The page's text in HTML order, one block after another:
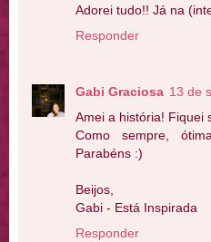
Adorei tudo!! Já na
Responder
Gabi Graciosa 13 de
Amei a história! Fiquei
Como sempre,
Parabéns :)
Beijos,
Gabi - Está Inspirada
Responder